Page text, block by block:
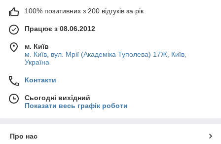
100% позитивних з 200 відгуків за рік
Працює з 08.06.2012
м. Київ
м. Київ, вул. Мрії (Академіка Туполева) 17Ж, Київ,
Україна
Контакти
Сьогодні вихідний
Показати весь графік роботи
Про нас